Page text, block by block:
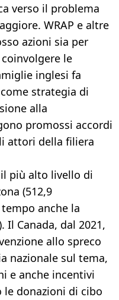
verso il problema
WRAP e altre
azioni sia per
le
inglesi fa
strategia di
alla
promossi accordi
attori della filiera
il più alto livello di
(512,9
anche la
Il Canada, dal 2021,
allo spreco
nazionale sul tema,
e anche incentivi
donazioni di cibo